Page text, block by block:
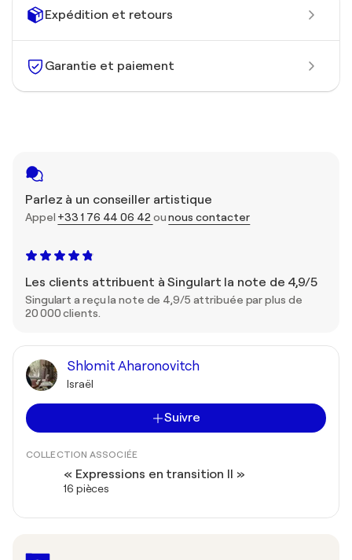
Expédition et retours
Garantie et paiement
Parlez à un conseiller artistique
Appel +33 1 76 44 06 42ounous contacter
Les clients attribuent à Singulart la note de 4,9/5
Singulart a reçu la note de 4,9/5 attribuée par plus de
20 000 clients.
Shlomit Aharonovitch
Israël
Suivre
COLLECTION ASSOCIÉE
« Expressions en transition II »
16 pièces